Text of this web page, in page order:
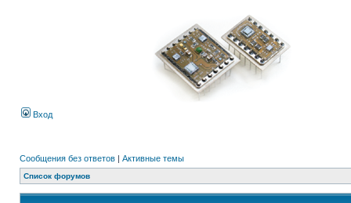
Вход
Сообщения без ответов | Активные темы
Список форумов